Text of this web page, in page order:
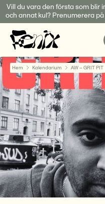
Fortsätt
till
innehållet
Vill du vara den första som blir
och annat kul? Prenumerera
Hem Kalendarium AW – GRIT PIT